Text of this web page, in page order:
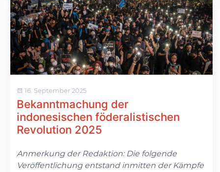
16. September 2025
Bekanntmachung der
indonesischen föderalistischen
Revolution 2025
Anmerkung der Redaktion: Die folgende
Veröffentlichung entstand inmitten der Kämpfe